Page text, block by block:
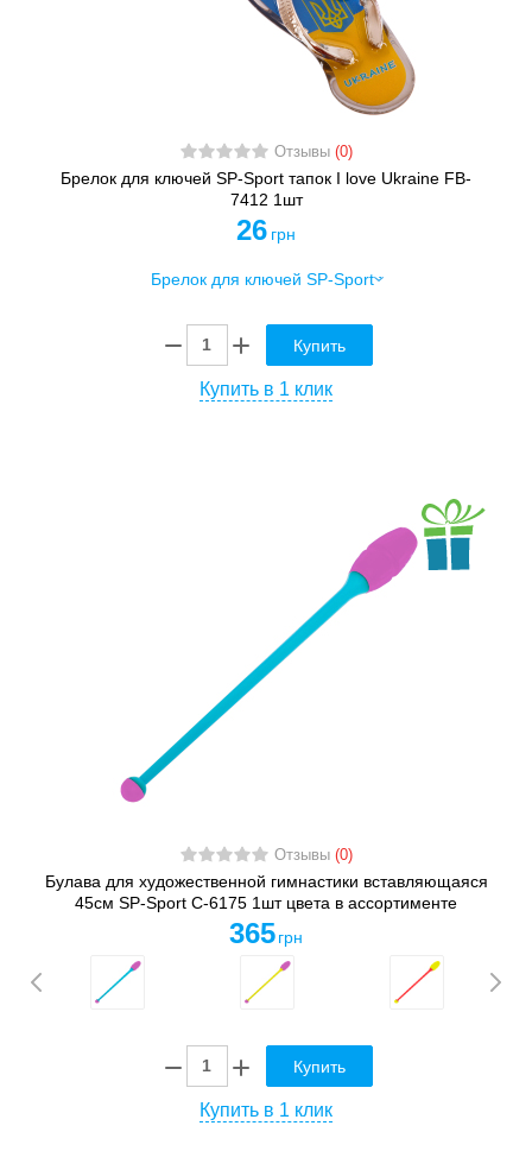
Отзывы (0)
Брелок для ключей SP-Sport тапок I love Ukraine FB-
7412 1шт
26 грн
Купить
Купить в 1 клик
Отзывы (0)
Булава для художественной гимнастики вставляющаяся
45см SP-Sport C-6175 1шт цвета в ассортименте
365 грн
Купить
Купить в 1 клик